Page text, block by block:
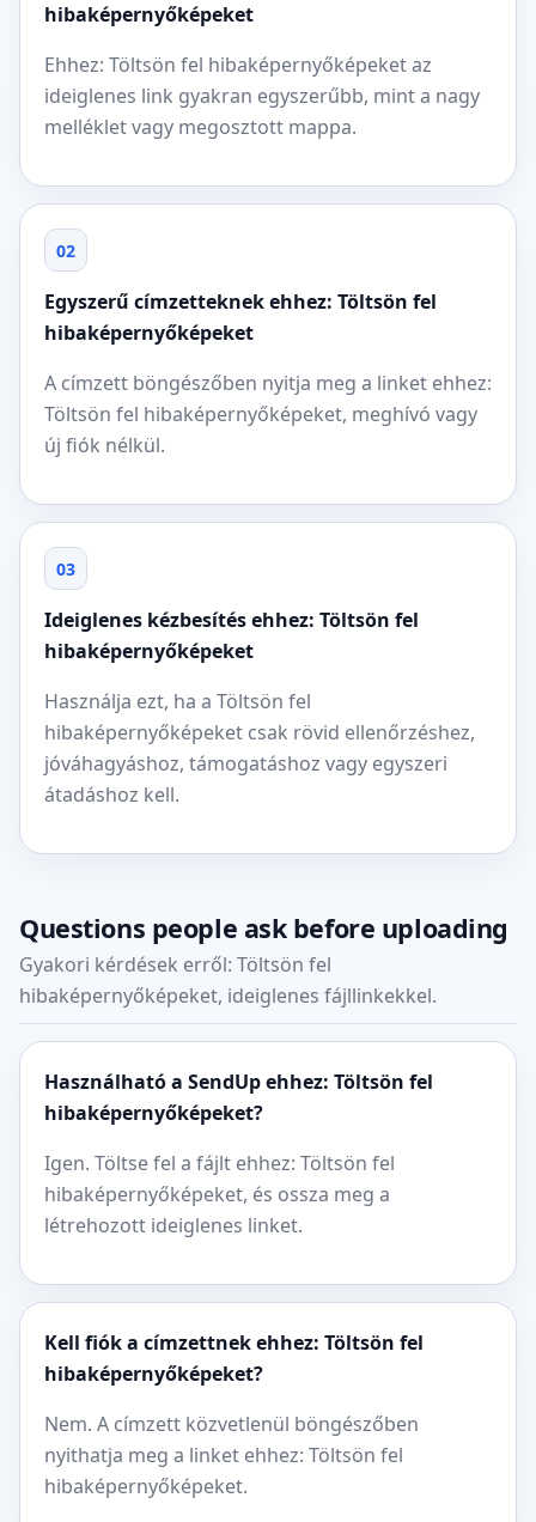
hibaképernyőképeket
Ehhez: Töltsön fel hibaképernyőképeket az
ideiglenes link gyakran egyszerűbb, mint a nagy
melléklet vagy megosztott mappa.
02
Egyszerű címzetteknek ehhez: Töltsön fel
hibaképernyőképeket
A címzett böngészőben nyitja meg a linket ehhez:
Töltsön fel hibaképernyőképeket, meghívó vagy
új fiók nélkül.
03
Ideiglenes kézbesítés ehhez: Töltsön fel
hibaképernyőképeket
Használja ezt, ha a Töltsön fel
hibaképernyőképeket csak rövid ellenőrzéshez,
jóváhagyáshoz, támogatáshoz vagy egyszeri
átadáshoz kell.
Questions people ask before uploading
Gyakori kérdések erről: Töltsön fel
hibaképernyőképeket, ideiglenes fájllinkekkel.
Használható a SendUp ehhez: Töltsön fel
hibaképernyőképeket?
Igen. Töltse fel a fájlt ehhez: Töltsön fel
hibaképernyőképeket, és ossza meg a
létrehozott ideiglenes linket.
Kell fiók a címzettnek ehhez: Töltsön fel
hibaképernyőképeket?
Nem. A címzett közvetlenül böngészőben
nyithatja meg a linket ehhez: Töltsön fel
hibaképernyőképeket.